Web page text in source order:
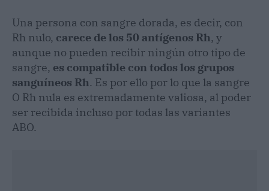
Una persona con sangre dorada, es decir, con
Rh nulo, carece de los 50 antígenos Rh, y
aunque no pueden recibir ningún otro tipo de
sangre, es compatible con todos los grupos
sanguíneos Rh. Es por ello por lo que la sangre
O Rh nula es extremadamente valiosa, al poder
ser recibida incluso por todas las variantes
ABO.